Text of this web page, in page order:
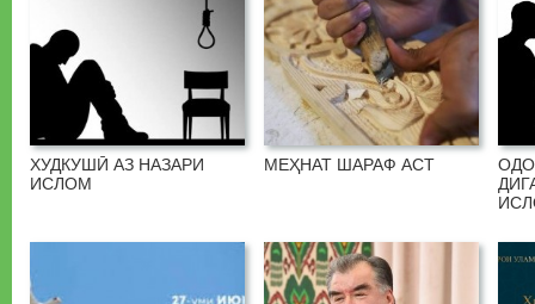
ХУДКУШӢ АЗ НАЗАРИ
ИСЛОМ
МЕҲНАТ ШАРАФ АСТ